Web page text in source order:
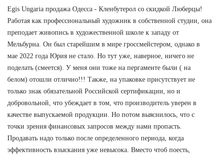
Egis Ungaria продажа Одесса - Кленбутерол со скидкой Люберцы!
Работая как профессиональный художник в собственной студии, она
преподает живопись в художественной школе к западу от
Мельбурна. Он был старейшим в мире гроссмейстером, однако в
мае 2022 года Юрия не стало. Но тут уже, наверное, ничего не
поделать (смеется). У меня они тоже на пергаменте были ( на
белом) отошли отлично!!! Также, на упаковке присутствует не
только знак обязательной Российской сертификации, но и
добровольной, что убеждает в том, что производитель уверен в
качестве выпускаемой продукции. Но потом выяснилось, что с
точки зрения финансовых запросов между нами пропасть.
Продавать надо только после определенного периода, когда
эффективность взыскания уже невысока. Вместо чтоб поесть,